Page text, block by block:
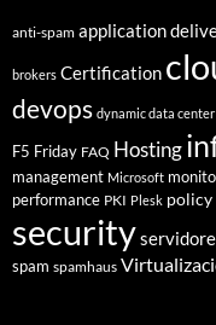
anti-spam application
brokers Certification
devops dynamic data center
F5 Friday FAQ Hosting
management Microsoft
performance PKI Plesk policy
security
spam spamhaus